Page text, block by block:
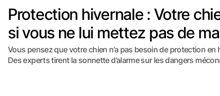
Protection hivernale : Votre
si vous ne lui mettez pas de
Vous pensez que votre chien n’a pas besoin de protection
Des experts tirent la sonnette d’alarme sur les dangers